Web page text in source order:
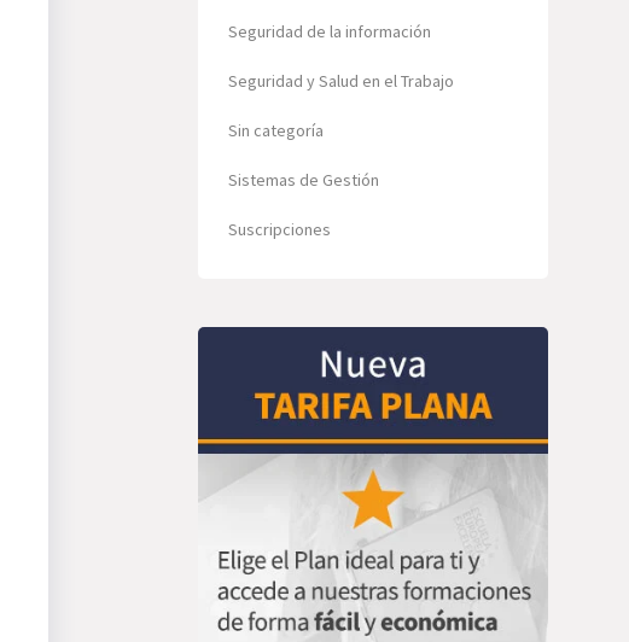
Seguridad de la información
Seguridad y Salud en el Trabajo
Sin categoría
Sistemas de Gestión
Suscripciones